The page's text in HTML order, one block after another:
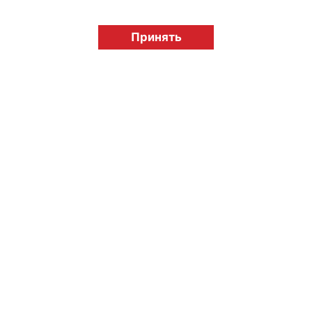
licensingrussia.ru, 2009-2026 12+
Принять